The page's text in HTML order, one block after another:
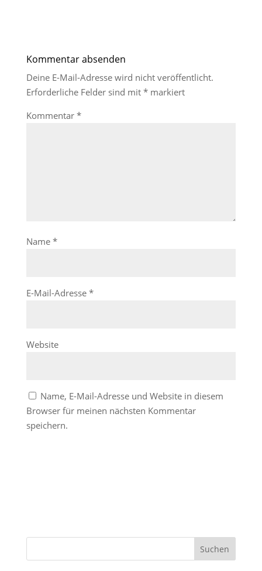
Kommentar absenden
Deine E-Mail-Adresse wird nicht veröffentlicht.
Erforderliche Felder sind mit *markiert
Kommentar *
Name *
E-Mail-Adresse *
Website
Name, E-Mail-Adresse und Website in diesem
Browser für meinen nächsten Kommentar
speichern.